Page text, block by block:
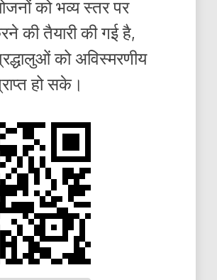
को भव्य स्तर पर
की तैयारी की गई है,
को अविस्मरणीय
हो सके।